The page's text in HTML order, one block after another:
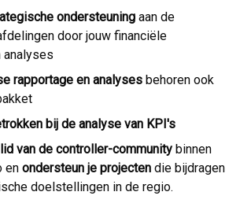
ondersteuning aan de
door jouw financiële
analyses
rapportage en analyses behoren ook
bij de analyse van KPI's
lid van de controller-community binnen
en ondersteun je projecten die bijdragen
doelstellingen in de regio.